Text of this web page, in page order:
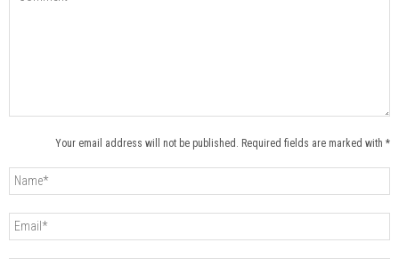
Your email address will not be published. Required fields are marked with *